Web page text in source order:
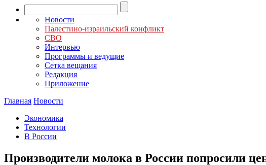
Новости
Палестино-израильский конфликт
СВО
Интервью
Программы и ведущие
Сетка вещания
Редакция
Приложение
Главная Новости
Экономика
Технологии
В России
Производители молока в России попросили